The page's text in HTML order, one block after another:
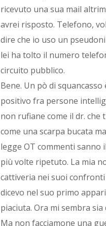
ricevuto una sua mail
avrei risposto. Telefono,
dire che io uso un
lei ha tolto il numero
circuito pubblico.
Bene. Un pò di squancasso
positivo fra persone
non rufiane come il dr. che
come una scarpa bucata
legge OT commenti sanno
più volte ripetuto. La mia
cattiveria nei suoi confronti
dicevo nel suo primo
piaciuta. Ora mi sembra sia
Ma non facciamone una